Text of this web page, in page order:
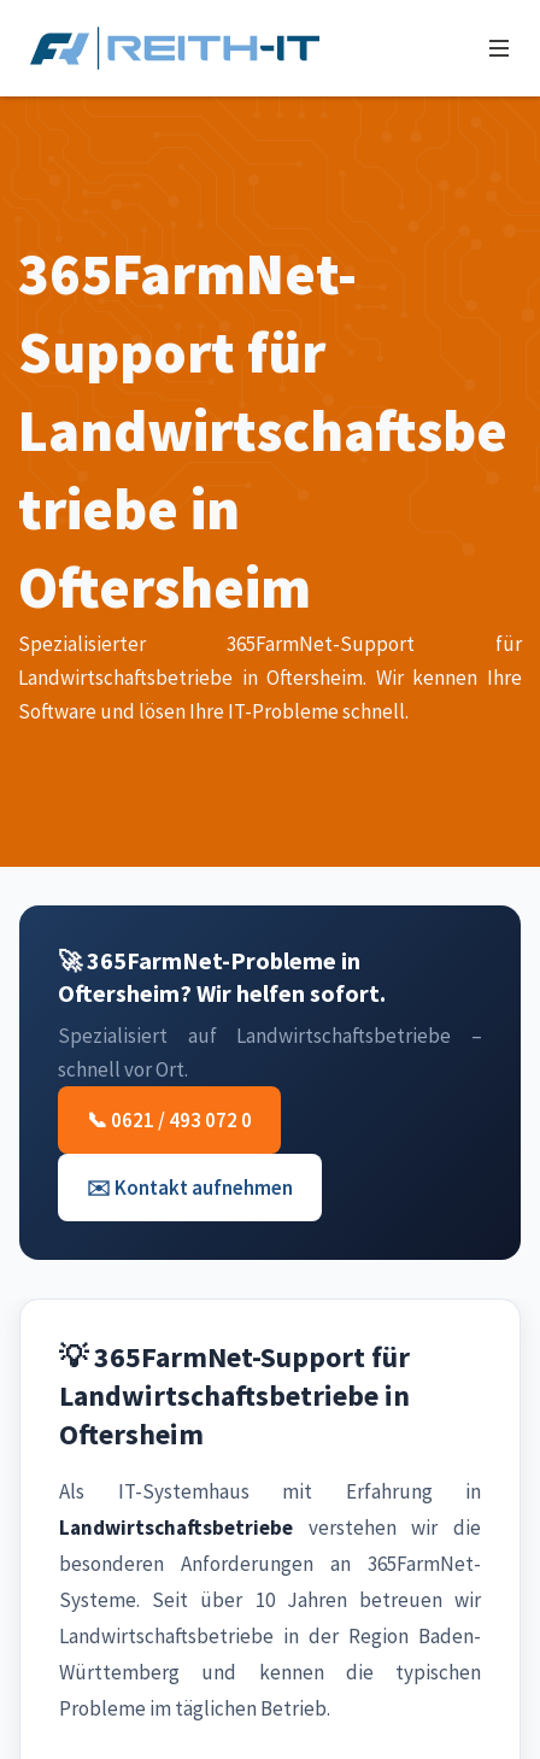
365FarmNet-
Support für
Landwirtschaftsbe
triebe in
Oftersheim
Spezialisierter 365FarmNet-Support für
Landwirtschaftsbetriebe in Oftersheim. Wir kennen Ihre
Software und lösen Ihre IT-Probleme schnell.
🚀 365FarmNet-Probleme in
Oftersheim? Wir helfen sofort.
Spezialisiert auf Landwirtschaftsbetriebe –
schnell vor Ort.
📞 0621 / 493 072 0
✉️ Kontakt aufnehmen
💡 365FarmNet-Support für
Landwirtschaftsbetriebe in
Oftersheim
Als IT-Systemhaus mit Erfahrung in
Landwirtschaftsbetriebe verstehen wir die
besonderen Anforderungen an 365FarmNet-
Systeme. Seit über 10 Jahren betreuen wir
Landwirtschaftsbetriebe in der Region Baden-
Württemberg und kennen die typischen
Probleme im täglichen Betrieb.